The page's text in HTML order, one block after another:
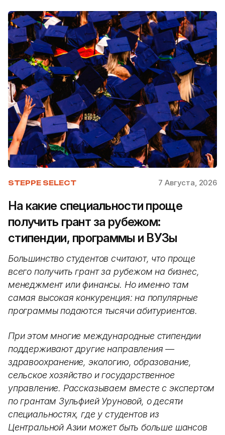
STEPPE SELECT 7 Августа, 2026
На какие специальности проще
получить грант за рубежом:
стипендии, программы и ВУЗы
Большинство студентов считают, что проще
всего получить грант за рубежом на бизнес,
менеджмент или финансы. Но именно там
самая высокая конкуренция: на популярные
программы подаются тысячи абитуриентов.
При этом многие международные стипендии
поддерживают другие направления —
здравоохранение, экологию, образование,
сельское хозяйство и государственное
управление. Рассказываем вместе с экспертом
по грантам Зульфией Уруновой, о десяти
специальностях, где у студентов из
Центральной Азии может быть больше шансов